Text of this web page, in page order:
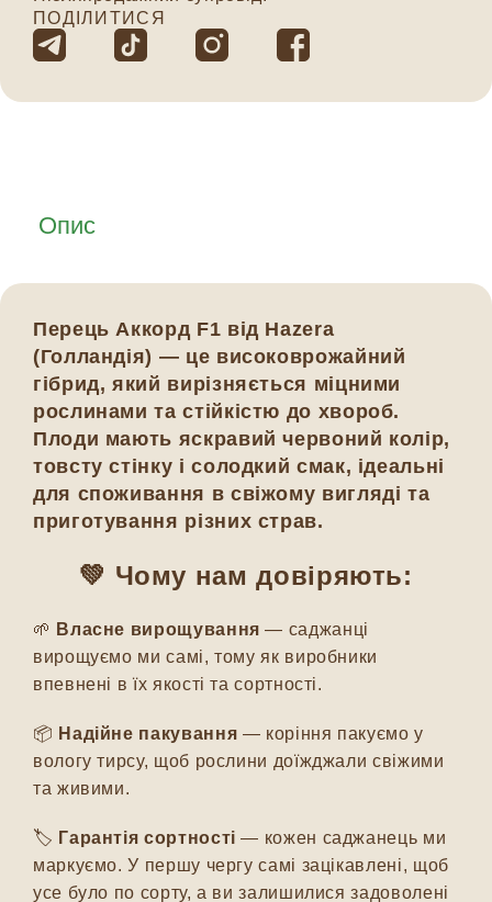
ПОДІЛИТИСЯ
Опис
Перець Аккорд F1 від Hazera
(Голландія) — це високоврожайний
гібрид, який вирізняється міцними
рослинами та стійкістю до хвороб.
Плоди мають яскравий червоний колір,
товсту стінку і солодкий смак, ідеальні
для споживання в свіжому вигляді та
приготування різних страв.
💚 Чому нам довіряють:
🌱 Власне вирощування — саджанці
вирощуємо ми самі, тому як виробники
впевнені в їх якості та сортності.
📦 Надійне пакування — коріння пакуємо у
вологу тирсу, щоб рослини доїжджали свіжими
та живими.
🏷️ Гарантія сортності — кожен саджанець ми
маркуємо. У першу чергу самі зацікавлені, щоб
усе було по сорту, а ви залишилися задоволені